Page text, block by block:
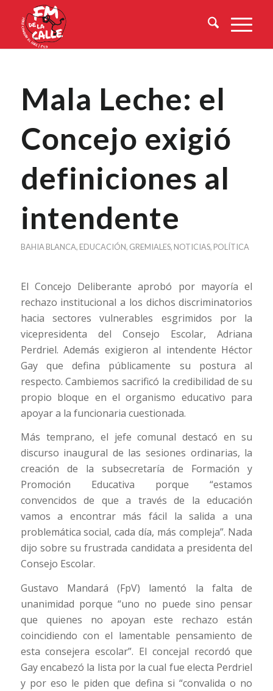
Mala Leche: el
Concejo exigió
definiciones al
intendente
BAHIA BLANCA, EDUCACIÓN, GREMIALES, NOTICIAS, POLÍTICA
El Concejo Deliberante aprobó por mayoría el
rechazo institucional a los dichos discriminatorios
hacia sectores vulnerables esgrimidos por la
vicepresidenta del Consejo Escolar, Adriana
Perdriel. Además exigieron al intendente Héctor
Gay que defina públicamente su postura al
respecto. Cambiemos sacrificó la credibilidad de su
propio bloque en el organismo educativo para
apoyar a la funcionaria cuestionada.
Más temprano, el jefe comunal destacó en su
discurso inaugural de las sesiones ordinarias, la
creación de la subsecretaría de Formación y
Promoción Educativa porque “estamos
convencidos de que a través de la educación
vamos a encontrar más fácil la salida a una
problemática social, cada día, más compleja”. Nada
dijo sobre su frustrada candidata a presidenta del
Consejo Escolar.
Gustavo Mandará (FpV) lamentó la falta de
unanimidad porque “uno no puede sino pensar
que quienes no apoyan este rechazo están
coincidiendo con el lamentable pensamiento de
esta consejera escolar”. El concejal recordó que
Gay encabezó la lista por la cual fue electa Perdriel
y por eso le piden que defina si “convalida o no